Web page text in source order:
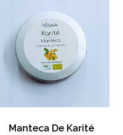
Manteca De Karité